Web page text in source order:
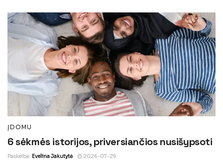
ĮDOMU
6 sėkmės istorijos, priversiančios nusišypsoti
Paskelbė Evelina Jakutytė 2026-07-29